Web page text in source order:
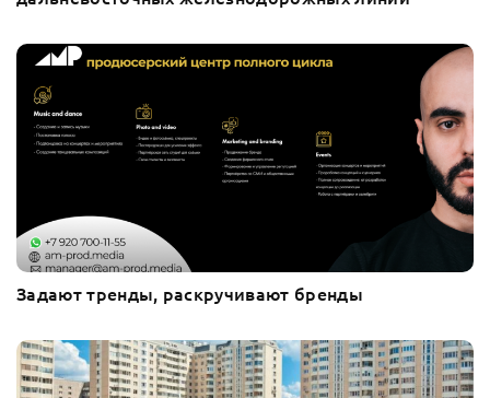
Задают тренды, раскручивают бренды